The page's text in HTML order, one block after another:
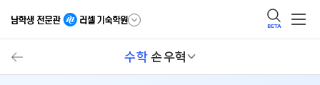
BETA
수학손우혁